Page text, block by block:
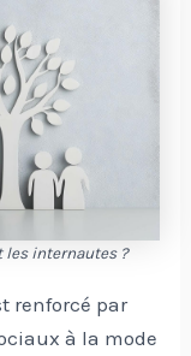
les internautes ?
renforcé par
à la mode